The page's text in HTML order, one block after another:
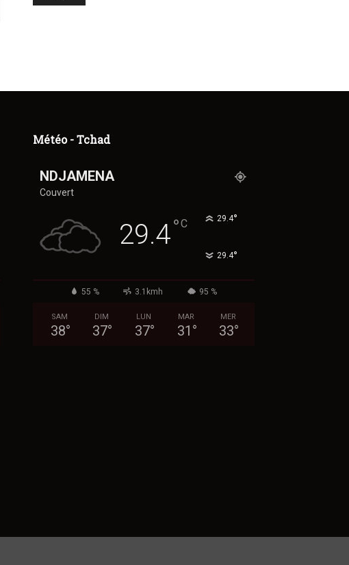
Météo - Tchad
NDJAMENA
Couvert
29.4°C 29.4°
29.4°
55 % 3.1kmh 95 %
SAM
38°
DIM
37°
LUN
37°
MAR
31 °
MER
33°